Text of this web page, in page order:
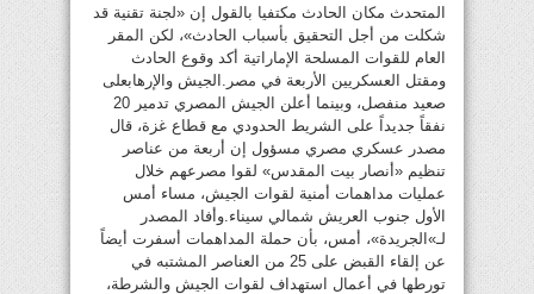
المتحدث مكان الحادث مكتفيا بالقول إن «لجنة تقنية قد
شكلت من أجل التحقيق بأسباب الحادث»، لكن المقر
العام للقوات المسلحة الإماراتية أكد وقوع الحادث
ومقتل العسكريين الأربعة في مصر.الجيش والإرهابعلى
صعيد منفصل، وبينما أعلن الجيش المصري تدمير 20
نفقاً جديداً على الشريط الحدودي مع قطاع غزة، قال
مصدر عسكري مصري مسؤول إن أربعة من عناصر
تنظيم «أنصار بيت المقدس» لقوا مصرعهم خلال
عمليات مداهمات أمنية لقوات الجيش، مساء أمس
الأول جنوب العريش شمالي سيناء.وأفاد المصدر
لـ»الجريدة»، أمس، بأن حملة المداهمات أسفرت أيضاً
عن إلقاء القبض على 25 من العناصر المشتبه في
تورطها في أعمال استهداف لقوات الجيش والشرطة،